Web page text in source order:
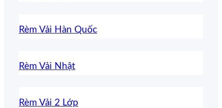
Rèm Vải Hàn Quốc
Rèm Vải Nhật
Rèm Vải 2 Lớp